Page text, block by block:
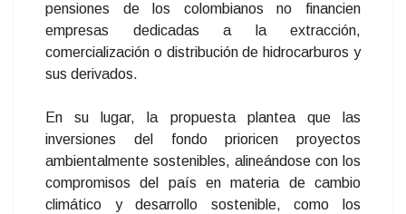
pensiones de los colombianos no financien
empresas dedicadas a la extracción,
comercialización o distribución de hidrocarburos y
sus derivados.
En su lugar, la propuesta plantea que las
inversiones del fondo prioricen proyectos
ambientalmente sostenibles, alineándose con los
compromisos del país en materia de cambio
climático y desarrollo sostenible, como los